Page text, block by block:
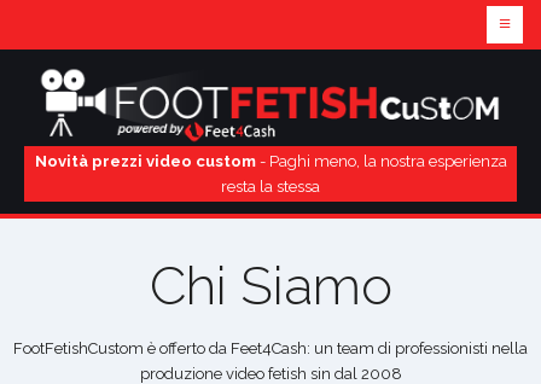
≡
Novità prezzi video custom- Paghi meno, la nostra esperienza
resta la stessa
Chi Siamo
FootFetishCustom è offerto da Feet4Cash: un team di professionisti nella
produzione video fetish sin dal 2008